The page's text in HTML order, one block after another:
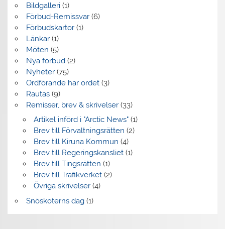
Bildgalleri(1)
Förbud-Remissvar(6)
Förbudskartor(1)
Länkar(1)
Möten (5)
Nya förbud(2)
Nyheter(75)
Ordförande har ordet(3)
Rautas(9)
Remisser, brev & skrivelser(33)
Artikel införd i "Arctic News"(1)
Brev till Förvaltningsrätten (2)
Brev till Kiruna Kommun (4)
Brev till Regeringskansliet(1)
Brev till Tingsrätten (1)
Brev till Trafikverket(2)
Övriga skrivelser(4)
Snöskoterns dag(1)